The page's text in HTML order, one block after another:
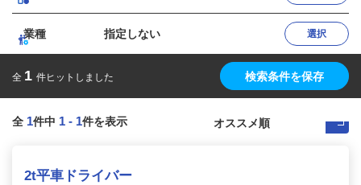
業種 指定しない 選択
全 1 件ヒットしました 検索条件を保存
全 1件中 1 - 1件を表示
2t平車ドライバー